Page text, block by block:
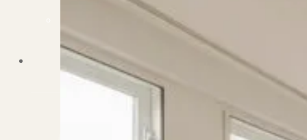
Maak gebruik van ons netwerk
PUUR* is aangesloten bij...